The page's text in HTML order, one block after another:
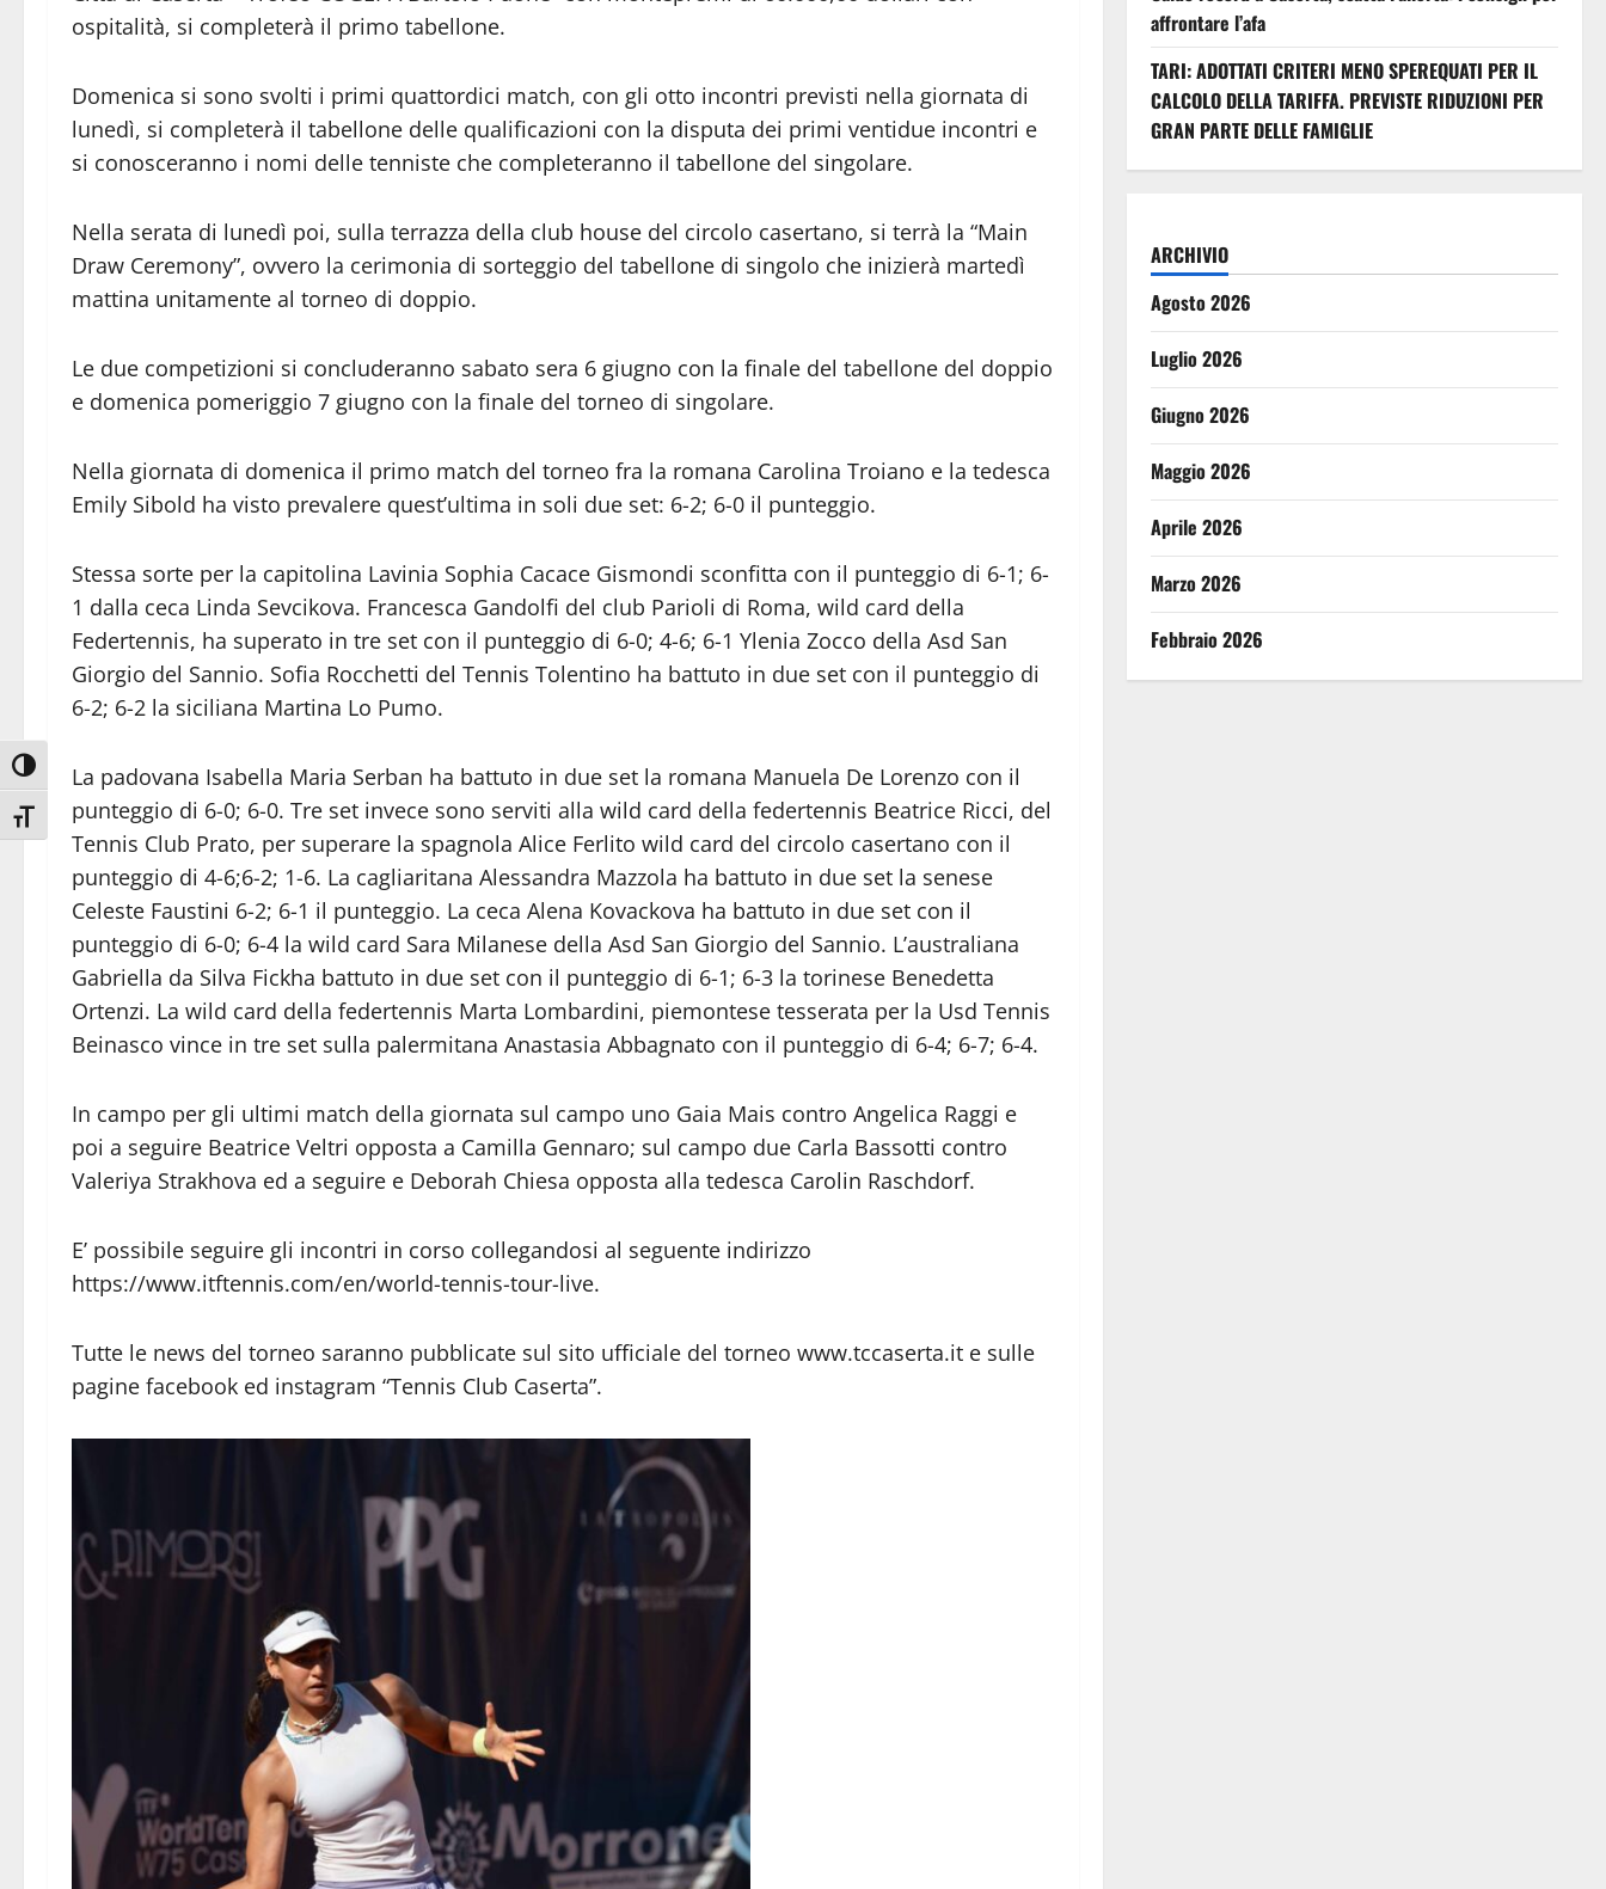
Attiva/disattiva alto contrasto
Attiva/disattiva dimensione testo
ospitalità, si completerà il primo tabellone.
Domenica si sono svolti i primi quattordici match, con gli otto incontri previsti nella giornata di
lunedì, si completerà il tabellone delle qualificazioni con la disputa dei primi ventidue incontri e
si conosceranno i nomi delle tenniste che completeranno il tabellone del singolare.
Nella serata di lunedì poi, sulla terrazza della club house del circolo casertano, si terrà la “Main
Draw Ceremony”, ovvero la cerimonia di sorteggio del tabellone di singolo che inizierà martedì
mattina unitamente al torneo di doppio.
Le due competizioni si concluderanno sabato sera 6 giugno con la finale del tabellone del doppio
e domenica pomeriggio 7 giugno con la finale del torneo di singolare.
Nella giornata di domenica il primo match del torneo fra la romana Carolina Troiano e la tedesca
Emily Sibold ha visto prevalere quest’ultima in soli due set: 6-2; 6-0 il punteggio.
Stessa sorte per la capitolina Lavinia Sophia Cacace Gismondi sconfitta con il punteggio di 6-1; 6-
1 dalla ceca Linda Sevcikova. Francesca Gandolfi del club Parioli di Roma, wild card della
Federtennis, ha superato in tre set con il punteggio di 6-0; 4-6; 6-1 Ylenia Zocco della Asd San
Giorgio del Sannio. Sofia Rocchetti del Tennis Tolentino ha battuto in due set con il punteggio di
6-2; 6-2 la siciliana Martina Lo Pumo.
La padovana Isabella Maria Serban ha battuto in due set la romana Manuela De Lorenzo con il
punteggio di 6-0; 6-0. Tre set invece sono serviti alla wild card della federtennis Beatrice Ricci, del
Tennis Club Prato, per superare la spagnola Alice Ferlito wild card del circolo casertano con il
punteggio di 4-6;6-2; 1-6. La cagliaritana Alessandra Mazzola ha battuto in due set la senese
Celeste Faustini 6-2; 6-1 il punteggio. La ceca Alena Kovackova ha battuto in due set con il
punteggio di 6-0; 6-4 la wild card Sara Milanese della Asd San Giorgio del Sannio. L’australiana
Gabriella da Silva Fickha battuto in due set con il punteggio di 6-1; 6-3 la torinese Benedetta
Ortenzi. La wild card della federtennis Marta Lombardini, piemontese tesserata per la Usd Tennis
Beinasco vince in tre set sulla palermitana Anastasia Abbagnato con il punteggio di 6-4; 6-7; 6-4.
In campo per gli ultimi match della giornata sul campo uno Gaia Mais contro Angelica Raggi e
poi a seguire Beatrice Veltri opposta a Camilla Gennaro; sul campo due Carla Bassotti contro
Valeriya Strakhova ed a seguire e Deborah Chiesa opposta alla tedesca Carolin Raschdorf.
E’ possibile seguire gli incontri in corso collegandosi al seguente indirizzo
https://www.itftennis.com/en/world-tennis-tour-live.
Tutte le news del torneo saranno pubblicate sul sito ufficiale del torneo www.tccaserta.it e sulle
pagine facebook ed instagram “Tennis Club Caserta”.
affrontare l’afa
TARI: ADOTTATI CRITERI MENO SPEREQUATI PER IL
CALCOLO DELLA TARIFFA. PREVISTE RIDUZIONI PER
GRAN PARTE DELLE FAMIGLIE
ARCHIVIO
Agosto 2026
Luglio 2026
Giugno 2026
Maggio 2026
Aprile 2026
Marzo 2026
Febbraio 2026